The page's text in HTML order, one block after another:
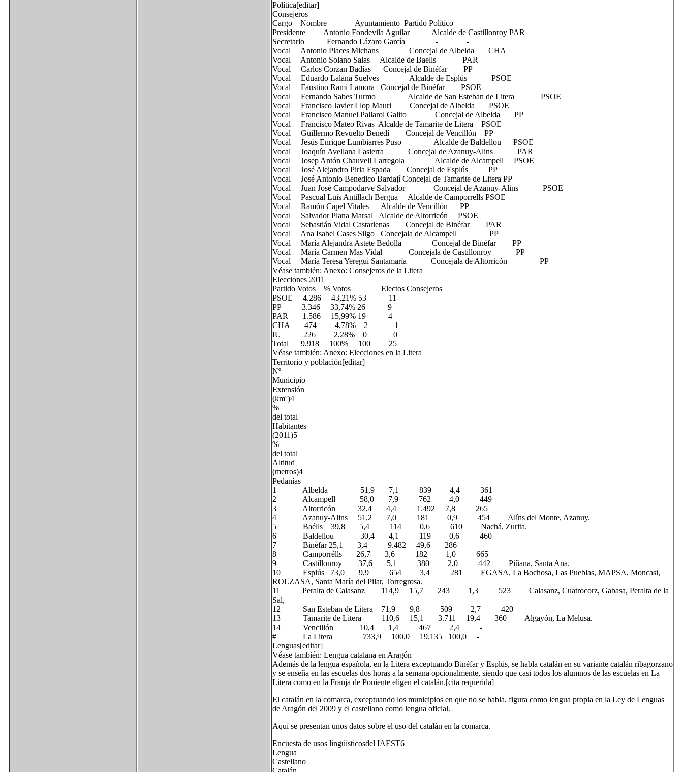
Política[editar]
Consejeros
Cargo Nombre Ayuntamiento Partido Político
Presidente Antonio Fondevila Aguilar Alcalde de Castillonroy PAR
Secretario Fernando Lázaro García - -
Vocal Antonio Places Michans Concejal de Albelda CHA
Vocal Antonio Solano Salas Alcalde de Baells PAR
Vocal Carlos Corzan Badías Concejal de Binéfar PP
Vocal Eduardo Lalana Suelves Alcalde de Esplús PSOE
Vocal Faustino Rami Lamora Concejal de Binéfar PSOE
Vocal Fernando Sabes Turmo Alcalde de San Esteban de Litera PSOE
Vocal Francisco Javier Llop Mauri Concejal de Albelda PSOE
Vocal Francisco Manuel Pallarol Galito Concejal de Albelda PP
Vocal Francisco Mateo Rivas Alcalde de Tamarite de Litera PSOE
Vocal Guillermo Revuelto Benedí Concejal de Vencillón PP
Vocal Jesús Enrique Lumbiarres Puso Alcalde de Baldellou PSOE
Vocal Joaquín Avellana Lasierra Concejal de Azanuy-Alins PAR
Vocal Josep Antón Chauvell Larregola Alcalde de Alcampell PSOE
Vocal José Alejandro Pirla Espada Concejal de Esplús PP
Vocal José Antonio Benedico Bardají Concejal de Tamarite de Litera PP
Vocal Juan José Campodarve Salvador Concejal de Azanuy-Alins PSOE
Vocal Pascual Luis Antillach Bergua Alcalde de Camporrells PSOE
Vocal Ramón Capel Vitales Alcalde de Vencillón PP
Vocal Salvador Plana Marsal Alcalde de Altorricón PSOE
Vocal Sebastián Vidal Castarlenas Concejal de Binéfar PAR
Vocal Ana Isabel Cases Silgo Concejala de Alcampell PP
Vocal María Alejandra Astete Bedolla Concejal de Binéfar PP
Vocal María Carmen Mas Vidal Concejala de Castillonroy PP
Vocal María Teresa Yeregui Santamaría Concejala de Altorricón PP
Véase también: Anexo: Consejeros de la Litera
Elecciones 2011
Partido Votos % Votos Electos Consejeros
PSOE 4.286 43,21% 53 11
PP 3.346 33,74% 26 9
PAR 1.586 15,99% 19 4
CHA 474 4,78% 2 1
IU 226 2,28% 0 0
Total 9.918 100% 100 25
Véase también: Anexo: Elecciones en la Litera
Territorio y población[editar]
Nº
Municipio
Extensión
(km²)4
%
del total
Habitantes
(2011)5
%
del total
Altitud
(metros)4
Pedanías
1 Albelda 51,9 7,1 839 4,4 361
2 Alcampell 58,0 7,9 762 4,0 449
3 Altorricón 32,4 4,4 1.492 7,8 265
4 Azanuy-Alins 51,2 7,0 181 0,9 454 Alíns del Monte, Azanuy.
5 Baélls 39,8 5,4 114 0,6 610 Nachá, Zurita.
6 Baldellou 30,4 4,1 119 0,6 460
7 Binéfar 25,1 3,4 9.482 49,6 286
8 Camporrélls 26,7 3,6 182 1,0 665
9 Castillonroy 37,6 5,1 380 2,0 442 Piñana, Santa Ana.
10 Esplús 73,0 9,9 654 3,4 281 EGASA, La Bochosa, Las Pueblas, MAPSA, Moncasi,
ROLZASA, Santa María del Pilar, Torregrosa.
11 Peralta de Calasanz 114,9 15,7 243 1,3 523 Calasanz, Cuatrocorz, Gabasa, Peralta de la
Sal,
12 San Esteban de Litera 71,9 9,8 509 2,7 420
13 Tamarite de Litera 110,6 15,1 3.711 19,4 360 Algayón, La Melusa.
14 Vencillón 10,4 1,4 467 2,4 -
# La Litera 733,9 100,0 19.135 100,0 -
Lenguas[editar]
Véase también: Lengua catalana en Aragón
Además de la lengua española, en la Litera exceptuando Binéfar y Esplús, se habla catalán en su variante catalán ribagorzano
y se enseña en las escuelas dos horas a la semana opcionalmente, siendo que casi todos los alumnos de las escuelas en La
Litera como en la Franja de Poniente eligen el catalán.[cita requerida]
El catalán en la comarca, exceptuando los municipios en que no se habla, figura como lengua propia en la Ley de Lenguas
de Aragón del 2009 y el castellano como lengua oficial.
Aquí se presentan unos datos sobre el uso del catalán en la comarca.
Encuesta de usos lingüísticosdel IAEST6
Lengua
Castellano